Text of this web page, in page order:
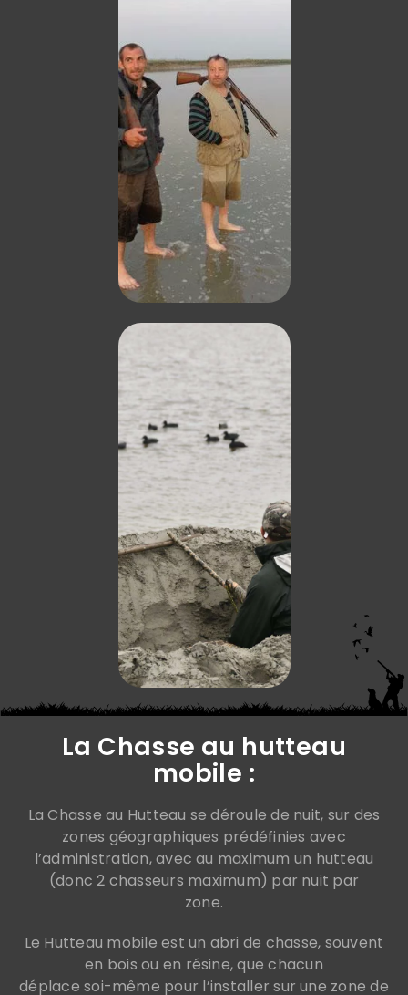
La Chasse au hutteau
mobile :
La Chasse au Hutteau se déroule de nuit, sur des
zones géographiques prédéfinies avec
l’administration, avec au maximum un hutteau
(donc 2 chasseurs maximum) par nuit par
zone.
Le Hutteau mobile est un abri de chasse, souvent
en bois ou en résine, que chacun
déplace soi-même pour l’installer sur une zone de